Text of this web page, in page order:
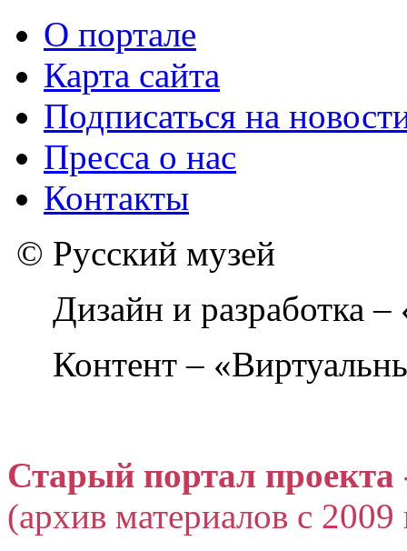
О портале
Карта сайта
Подписаться на
Пресса о нас
Контакты
© Русский музей
Дизайн и разработка
Контент –
Старый портал
(архив материалов с